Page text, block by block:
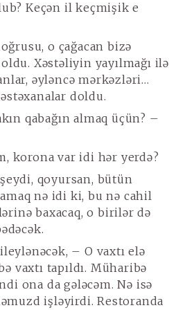
Keçən il keçmişik e
o çağacan bizə
Xəstəliyin yayılmağı ilə
əyləncə mərkəzləri…
doldu.
qabağın almaq üçün? –
korona var idi hər yerdə?
qoyursan, bütün
nə idi ki, bu nə cahil
baxacaq, o birilər də
– O vaxtı elə
vaxtı tapıldı. Müharibə
ona da gələcəm. Nə isə
işləyirdi. Restoranda